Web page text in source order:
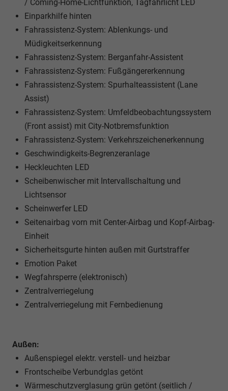
/ Coming-Home-Lichtfunktion, Tagfahrlicht LED
Einparkhilfe hinten
Fahrassistenz-System: Ablenkungs- und
Müdigkeitserkennung
Fahrassistenz-System: Berganfahr-Assistent
Fahrassistenz-System: Fußgängererkennung
Fahrassistenz-System: Spurhalteassistent (Lane
Assist)
Fahrassistenz-System: Umfeldbeobachtungssystem
(Front assist) mit City-Notbremsfunktion
Fahrassistenz-System: Verkehrszeichenerkennung
Geschwindigkeits-Begrenzeranlage
Heckleuchten LED
Scheibenwischer mit Intervallschaltung und
Lichtsensor
Scheinwerfer LED
Seitenairbag vorn mit Center-Airbag und Kopf-Airbag-
Einheit
Sicherheitsgurte hinten außen mit Gurtstraffer
Emotion Paket
Wegfahrsperre (elektronisch)
Zentralverriegelung
Zentralverriegelung mit Fernbedienung
Außen:
Außenspiegel elektr. verstell- und heizbar
Frontscheibe Verbundglas getönt
Wärmeschutzverglasung grün getönt (seitlich /